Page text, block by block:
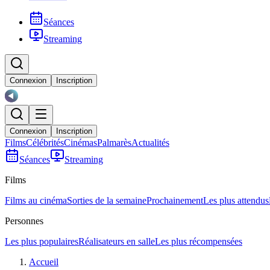
Séances
Streaming
Connexion Inscription
Connexion Inscription
FilmsCélébritésCinémasPalmarèsActualités
Séances
Streaming
Films
Films au cinémaSorties de la semaineProchainementLes plus attendus
Personnes
Les plus populairesRéalisateurs en salleLes plus récompensées
Accueil